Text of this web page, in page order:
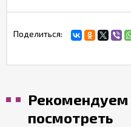
Поделиться:
Рекомендуем
посмотреть